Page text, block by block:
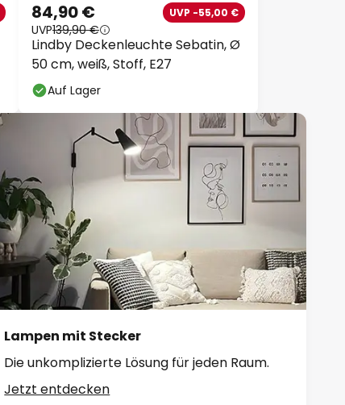
Lindby Deckenleuchte Sebatin, Ø
50 cm, weiß, Stoff, E27
84,90 € UVP -55,00 €
UVP139,90 €
Auf Lager
Lampen mit Stecker
Die unkomplizierte Lösung für jeden Raum.
Jetzt entdecken